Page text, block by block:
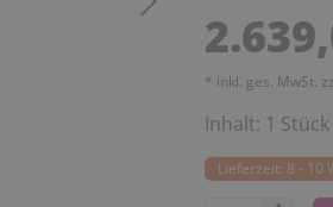
* inkl. ges. MwSt.
Inhalt: 1 Stück
Lieferzeit: 8 - 10